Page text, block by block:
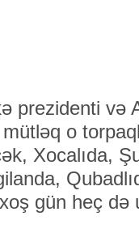
prezidenti və
o
Xocalıda,
gün heç də